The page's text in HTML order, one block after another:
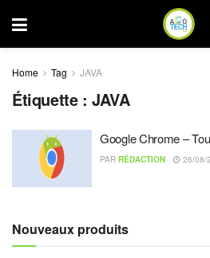
Home Tag JAVA
Étiquette :JAVA
Google Chrome –
PAR RÉDACTION 26/08/
Nouveaux produits